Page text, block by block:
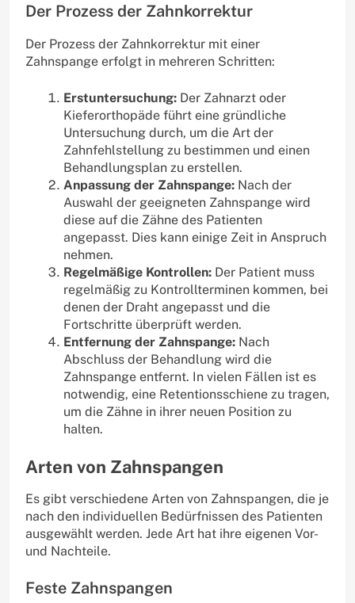
Der Prozess der Zahnkorrektur
Der Prozess der Zahnkorrektur mit einer
Zahnspange erfolgt in mehreren Schritten:
Erstuntersuchung: Der Zahnarzt oder
Kieferorthopäde führt eine gründliche
Untersuchung durch, um die Art der
Zahnfehlstellung zu bestimmen und einen
Behandlungsplan zu erstellen.
Anpassung der Zahnspange: Nach der
Auswahl der geeigneten Zahnspange wird
diese auf die Zähne des Patienten
angepasst. Dies kann einige Zeit in Anspruch
nehmen.
Regelmäßige Kontrollen: Der Patient muss
regelmäßig zu Kontrollterminen kommen, bei
denen der Draht angepasst und die
Fortschritte überprüft werden.
Entfernung der Zahnspange: Nach
Abschluss der Behandlung wird die
Zahnspange entfernt. In vielen Fällen ist es
notwendig, eine Retentionsschiene zu tragen,
um die Zähne in ihrer neuen Position zu
halten.
Arten von Zahnspangen
Es gibt verschiedene Arten von Zahnspangen, die je
nach den individuellen Bedürfnissen des Patienten
ausgewählt werden. Jede Art hat ihre eigenen Vor-
und Nachteile.
Feste Zahnspangen